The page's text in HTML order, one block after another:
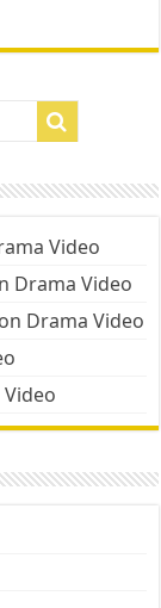
Video
Drama Video
Drama Video